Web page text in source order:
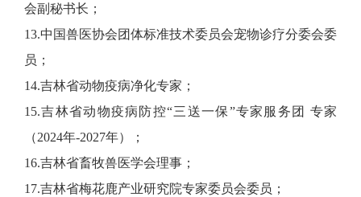
会副秘书长；
13.中国兽医协会团体标准技术委员会宠物诊疗分委会委
员；
14.吉林省动物疫病净化专家；
15.吉林省动物疫病防控“三送一保”专家服务团 专家
（2024年-2027年）；
16.吉林省畜牧兽医学会理事；
17.吉林省梅花鹿产业研究院专家委员会委员；